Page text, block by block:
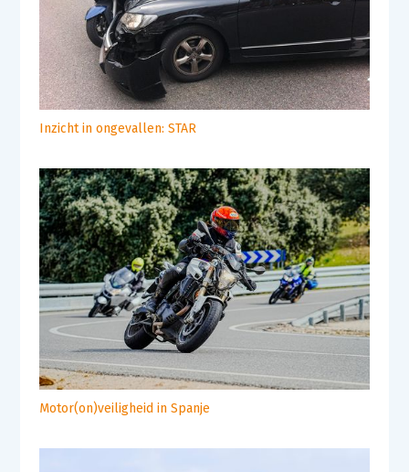
Inzicht in ongevallen: STAR
Motor(on)veiligheid in Spanje